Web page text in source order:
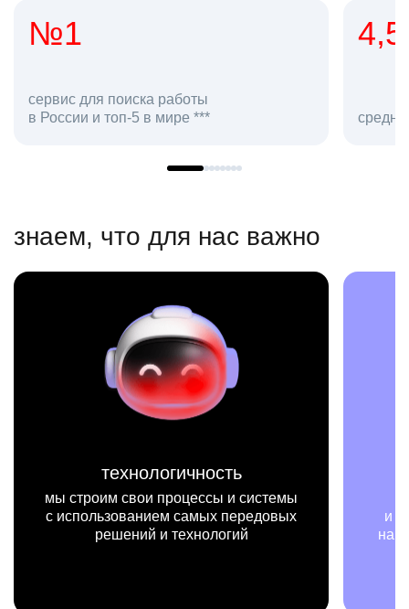
средняя оценка hh.ru как работодателя **
знаем, что для нас важно
миссия
мы на конкретных цифрах
и примерах видим, как результаты
нашей работы меняют жизни людей